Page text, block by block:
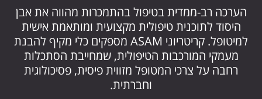
הערכה רב-ממדית בטיפול בהתמכרות מהווה את אבן
היסוד לתוכנית טיפולית מקצועית ומותאמת אישית
למיטופל. קריטריוני ASAM מספקים כלי מקיף להבנת
מעמקי המורכבות הטיפולית, שמחייבת הסתכלות
רחבה על צרכי המטופל מזווית פיסית, פסיכולוגית
וחברתית.